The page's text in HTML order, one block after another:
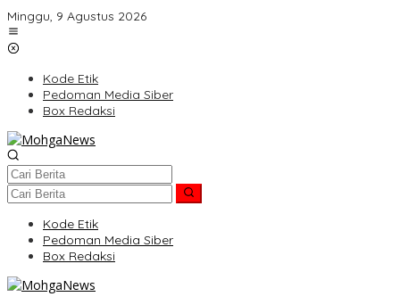
Lewati
ke
konten
Minggu, 9 Agustus 2026
Kode Etik
Pedoman Media Siber
Box Redaksi
Kode Etik
Pedoman Media Siber
Box Redaksi